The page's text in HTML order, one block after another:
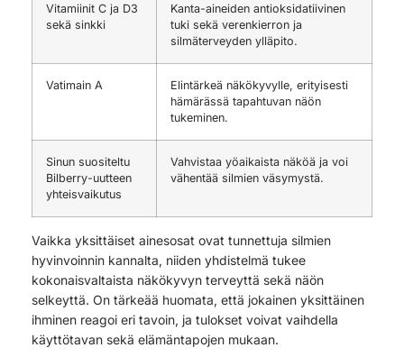
Vitamiinit C ja D3
sekä sinkki
Kanta-aineiden antioksidatiivinen
tuki sekä verenkierron ja
silmäterveyden ylläpito.
Vatimain A
Elintärkeä näkökyvylle, erityisesti
hämärässä tapahtuvan näön
tukeminen.
Sinun suositeltu
Bilberry-uutteen
yhteisvaikutus
Vahvistaa yöaikaista näköä ja voi
vähentää silmien väsymystä.
Vaikka yksittäiset ainesosat ovat tunnettuja silmien
hyvinvoinnin kannalta, niiden yhdistelmä tukee
kokonaisvaltaista näkökyvyn terveyttä sekä näön
selkeyttä. On tärkeää huomata, että jokainen yksittäinen
ihminen reagoi eri tavoin, ja tulokset voivat vaihdella
käyttötavan sekä elämäntapojen mukaan.